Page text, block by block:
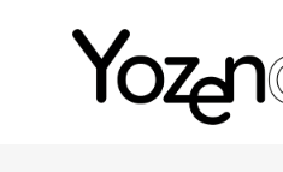
Yozenco - Organisateur